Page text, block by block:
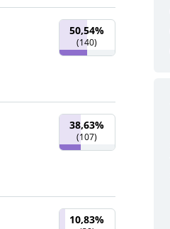
50,54%
(140)
38,63%
(107)
10,83%